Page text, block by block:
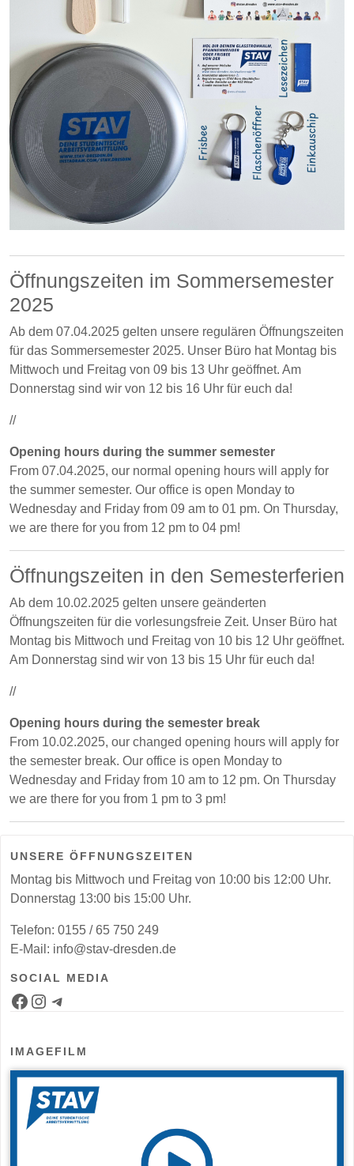
Öffnungszeiten im Sommersemester
2025
Ab dem 07.04.2025 gelten unsere regulären Öffnungszeiten
für das Sommersemester 2025. Unser Büro hat Montag bis
Mittwoch und Freitag von 09 bis 13 Uhr geöffnet. Am
Donnerstag sind wir von 12 bis 16 Uhr für euch da!
//
Opening hours during the summer semester
From 07.04.2025, our normal opening hours will apply for
the summer semester. Our office is open Monday to
Wednesday and Friday from 09 am to 01 pm. On Thursday,
we are there for you from 12 pm to 04 pm!
Öffnungszeiten in den Semesterferien
Ab dem 10.02.2025 gelten unsere geänderten
Öffnungszeiten für die vorlesungsfreie Zeit. Unser Büro hat
Montag bis Mittwoch und Freitag von 10 bis 12 Uhr geöffnet.
Am Donnerstag sind wir von 13 bis 15 Uhr für euch da!
//
Opening hours during the semester break
From 10.02.2025, our changed opening hours will apply for
the semester break. Our office is open Monday to
Wednesday and Friday from 10 am to 12 pm. On Thursday
we are there for you from 1 pm to 3 pm!
UNSERE ÖFFNUNGSZEITEN
Montag bis Mittwoch und Freitag von 10:00 bis 12:00 Uhr.
Donnerstag 13:00 bis 15:00 Uhr.
Telefon: 0155 / 65 750 249
E-Mail: info@stav-dresden.de
SOCIAL MEDIA
Facebook-Seite Instagram-Kanal Telegram-Bot für Jobs
IMAGEFILM